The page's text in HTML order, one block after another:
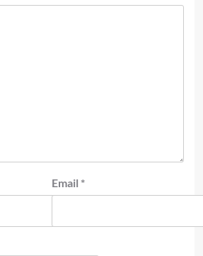
Email *